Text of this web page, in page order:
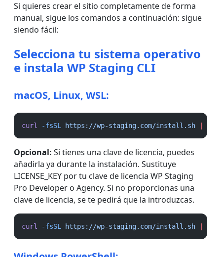
Si quieres crear el sitio completamente de forma
manual, sigue los comandos a continuación: sigue
siendo fácil:
Selecciona tu sistema operativo
e instala WP Staging CLI
macOS, Linux, WSL:
curl -fsSL https://wp-staging.com/install.sh
Opcional: Si tienes una clave de licencia, puedes
añadirla ya durante la instalación. Sustituye
LICENSE_KEY por tu clave de licencia WP Staging
Pro Developer o Agency. Si no proporcionas una
clave de licencia, se te pedirá que la introduzcas.
curl -fsSL https://wp-staging.com/install.sh